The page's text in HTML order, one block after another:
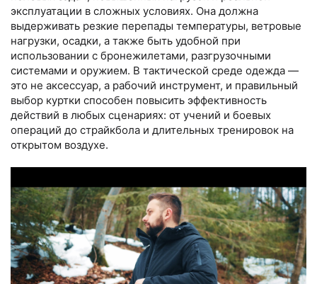
эксплуатации в сложных условиях. Она должна
выдерживать резкие перепады температуры, ветровые
нагрузки, осадки, а также быть удобной при
использовании с бронежилетами, разгрузочными
системами и оружием. В тактической среде одежда —
это не аксессуар, а рабочий инструмент, и правильный
выбор куртки способен повысить эффективность
действий в любых сценариях: от учений и боевых
операций до страйкбола и длительных тренировок на
открытом воздухе.